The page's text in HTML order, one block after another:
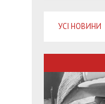
УСІ НОВИНИ